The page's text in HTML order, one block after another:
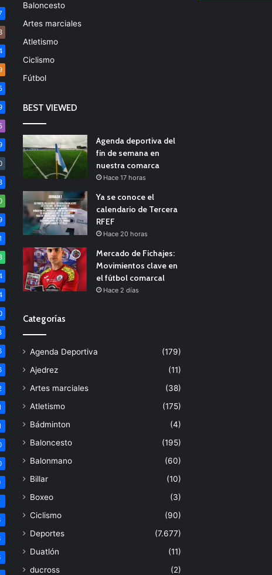
Baloncesto
Artes marciales
Atletismo
Ciclismo
Fútbol
BEST VIEWED
Agenda deportiva del
fin de semana en
nuestra comarca
Hace 17 horas
Ya se conoce el
calendario de Tercera
RFEF
Hace 20 horas
Mercado de Fichajes:
Movimientos clave en
el fútbol comarcal
Hace 2 días
Categorías
Agenda Deportiva
(179)
Ajedrez
(11)
Artes marciales
(38)
Atletismo
(175)
Bádminton
(4)
Baloncesto
(195)
Balonmano
(60)
Billar
(10)
Boxeo
(3)
Ciclismo
(90)
Deportes
(7.677)
Duatlón
(11)
ducross
(2)